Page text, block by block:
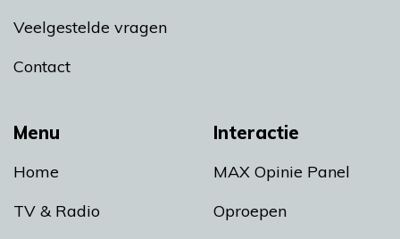
Menu
Home
TV & Radio
Interactie
MAX Opinie Panel
Oproepen
Veelgestelde vragen
Contact